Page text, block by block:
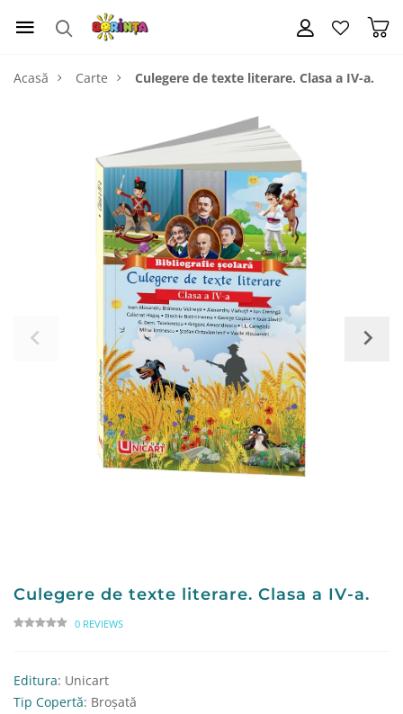
Acasă Carte Culegere de texte literare. Clasa a IV-a.
Culegere de texte literare. Clasa a IV-a.
0 REVIEWS
Editura: Unicart
Tip Copertă: Broșată